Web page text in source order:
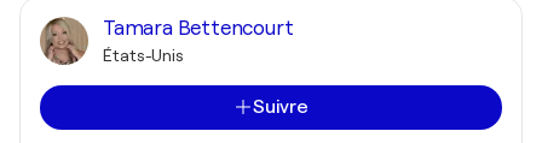
Tamara Bettencourt
États-Unis
Suivre